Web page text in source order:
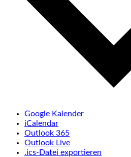
Google Kalender
iCalendar
Outlook 365
Outlook Live
.ics-Datei exportieren